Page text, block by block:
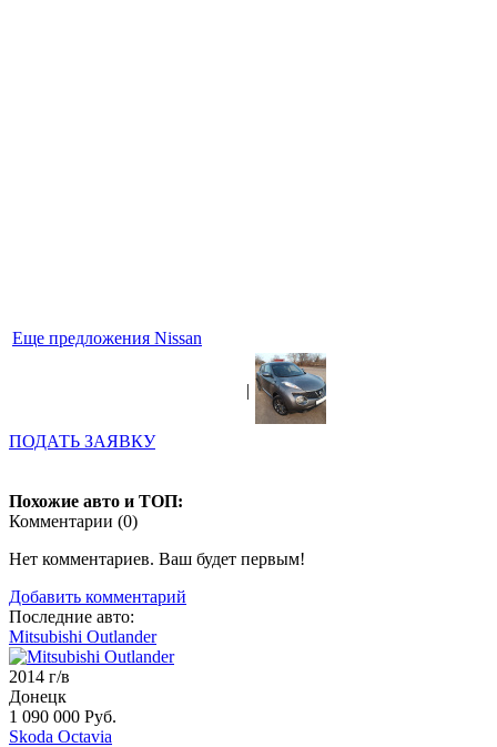
Еще предложения Nissan
|
ПОДАТЬ ЗАЯВКУ
Похожие авто и ТОП:
Комментарии (0)
Нет комментариев. Ваш будет первым!
Добавить комментарий
Последние авто:
Mitsubishi Outlander
2014 г/в
Донецк
1 090 000 Руб.
Skoda Octavia